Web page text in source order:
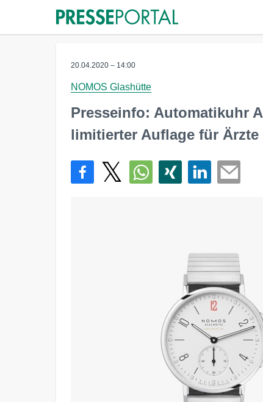
20.04.2020 – 14:00
NOMOS Glashütte
Presseinfo: Automatikuhr
limitierter Auflage für Ärzte